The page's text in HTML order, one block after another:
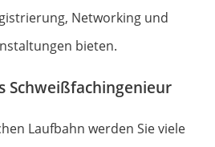
Networking und
bieten.
Schweißfachingenieur
Laufbahn werden Sie viele